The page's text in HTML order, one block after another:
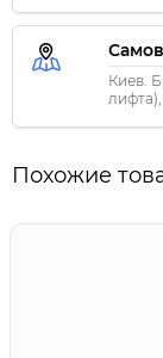
Киев.
Похожие